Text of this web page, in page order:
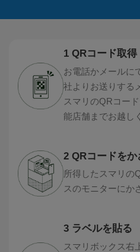
1 QRコード取得
お電話かメールに
社よりお送りする
スマリのQRコー
能店舗までお越し
2 QRコードをか
所得したスマリの
スのモニターにか
3 ラベルを貼る
スマリボックス右
年
年
各項目のチェックボックスは「or検索」となります。